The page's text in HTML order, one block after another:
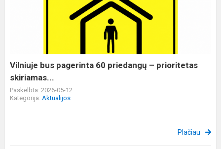
skiriamas...
Vilniuje bus pagerinta 60 priedangų – prioritetas
skiriamas...
Paskelbta: 2026-05-12
Kategorija: Aktualijos
Plačiau